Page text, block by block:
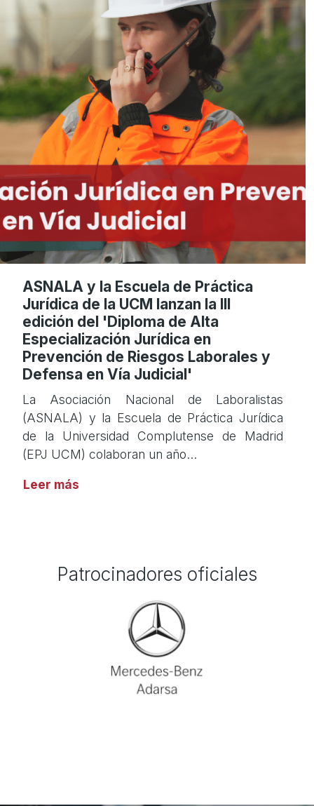
ASNALA y la Escuela de Práctica
Jurídica de la UCM lanzan la III
edición del 'Diploma de Alta
Especialización Jurídica en
Prevención de Riesgos Laborales y
Defensa en Vía Judicial'
La Asociación Nacional de Laboralistas
(ASNALA) y la Escuela de Práctica Jurídica
de la Universidad Complutense de Madrid
(EPJ UCM) colaboran un año…
Leer más
Patrocinadores oficiales